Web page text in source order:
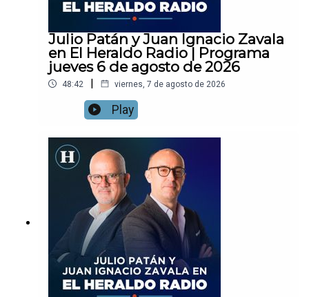
Julio Patán y Juan Ignacio Zavala
en El Heraldo Radio | Programa
jueves 6 de agosto de 2026
48:42 | viernes, 7 de agosto de 2026
Play